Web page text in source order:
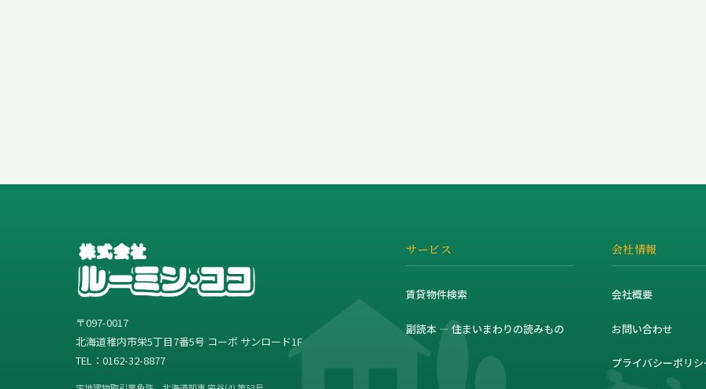
〒097-0017
北海道稚内市栄5丁目7番5号 コーポ サンロード1F
TEL：0162-32-8877
サービス
賃貸物件検索
副読本 — 住まいまわりの読みもの
会社情報
会社概要
お問い合わせ
プライバシーポリシ